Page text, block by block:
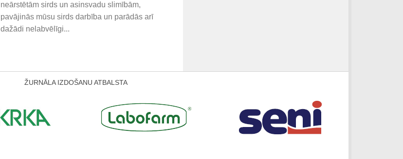
neārstētām sirds un asinsvadu slimībām,
pavājinās mūsu sirds darbība un parādās arī
dažādi nelabvēlīgi...
ŽURNĀLA IZDOŠANU ATBALSTA